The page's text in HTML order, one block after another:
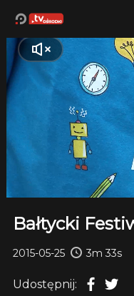
Bałtycki
2015-05-25 3m 33s
Udostępnij: